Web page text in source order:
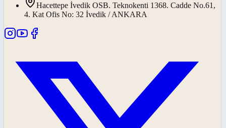
Hacettepe İvedik OSB. Teknokenti 1368. Cadde No.61,
4. Kat Ofis No: 32 İvedik / ANKARA